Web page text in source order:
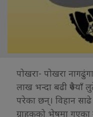
पोखरा- पोखरा
लाख भन्दा बढी रुपैयाँ
परेका छन्। विहान
ग्राहकको भेषमा